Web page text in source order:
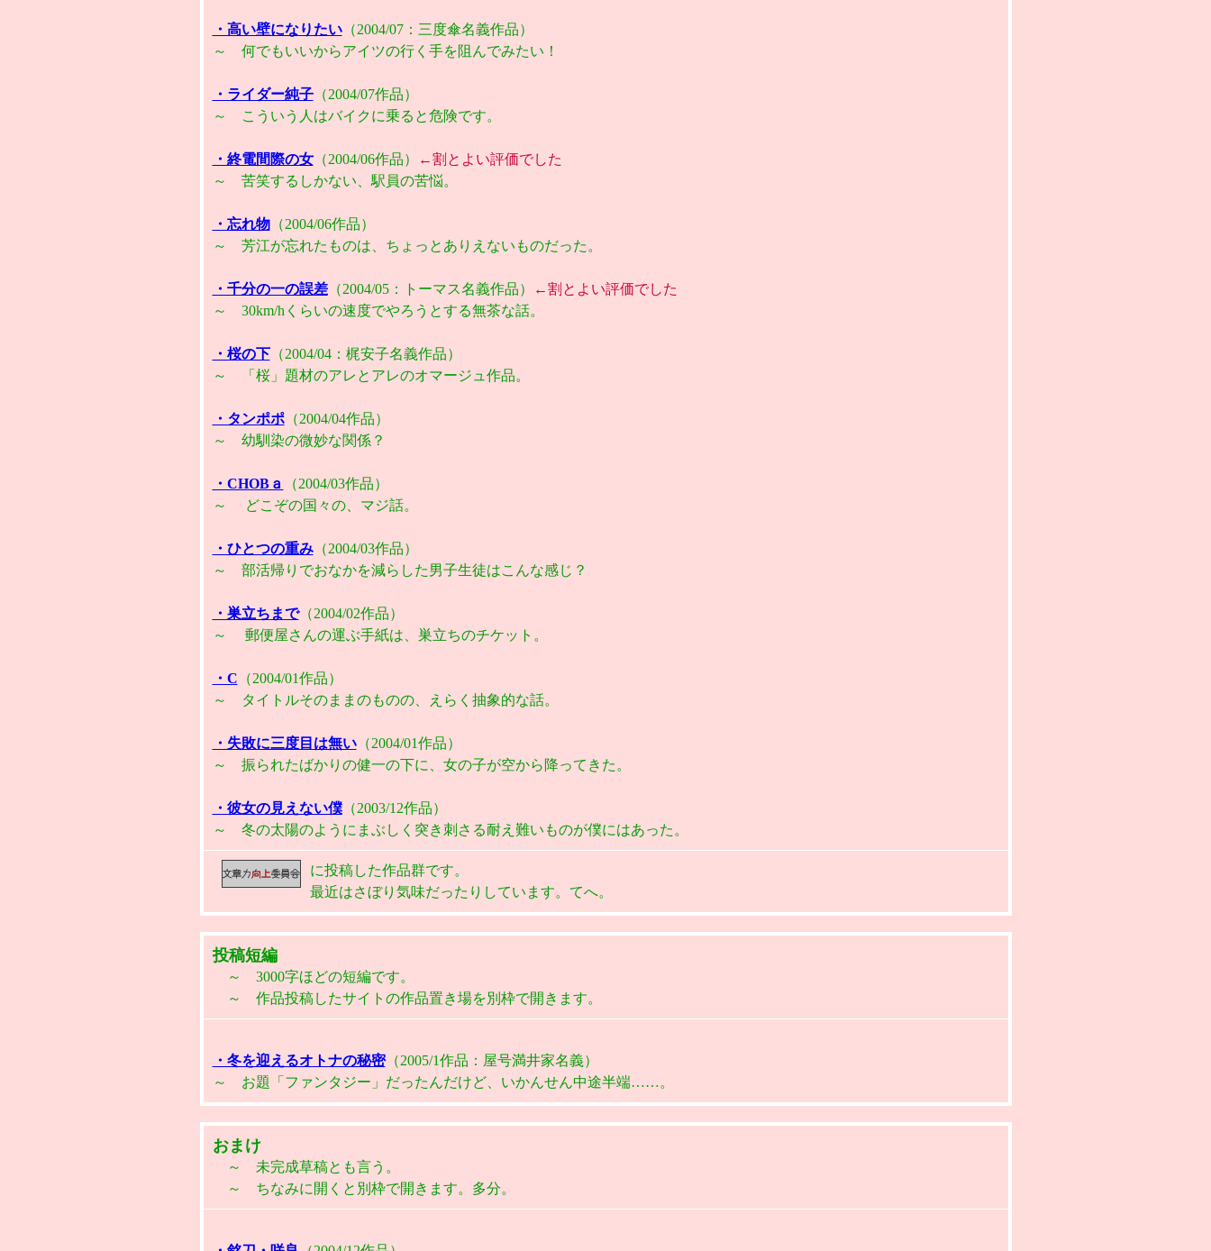
・高い壁になりたい（2004/07：三度傘名義作品）
～ 何でもいいからアイツの行く手を阻んでみたい！
・ライダー純子（2004/07作品）
～ こういう人はバイクに乗ると危険です。
・終電間際の女（2004/06作品）
←割とよい評価でした
～ 苦笑するしかない、駅員の苦悩。
・忘れ物（2004/06作品）
～ 芳江が忘れたものは、ちょっとありえないものだった。
・千分の一の誤差（2004/05：トーマス名義作品）
←割とよい評価でした
～ 30km/hくらいの速度でやろうとする無茶な話。
・桜の下（2004/04：梶安子名義作品）
～ 「桜」題材のアレとアレのオマージュ作品。
・タンポポ（2004/04作品）
～ 幼馴染の微妙な関係？
・CHOBａ
（2004/03作品）
～ どこぞの国々の、マジ話。
・ひとつの重み（2004/03作品）
～ 部活帰りでおなかを減らした男子生徒はこんな感じ？
・巣立ちまで（2004/02作品）
～ 郵便屋さんの運ぶ手紙は、巣立ちのチケット。
・C （2004/01作品）
～ タイトルそのままのものの、えらく抽象的な話。
・失敗に三度目は無い（2004/01作品）
～
振られたばかりの健一の下に、女の子が空から降ってきた。
・彼女の見えない僕（2003/12作品）
～ 冬の太陽のようにまぶしく突き刺さる耐え難いものが僕にはあった。
に投稿した作品群です。
最近はさぼり気味だったりしています。てへ。
投稿短編
～ 3000字ほどの短編です。
～ 作品投稿したサイトの作品置き場を別枠で開きます。
・冬を迎えるオトナの秘密（2005/1作品：屋号満井家名義）
～ お題「ファンタジー」だったんだけど、いかんせん中途半端……。
おまけ
～ 未完成草稿とも言う。
～ ちなみに開くと別枠で開きます。多分。